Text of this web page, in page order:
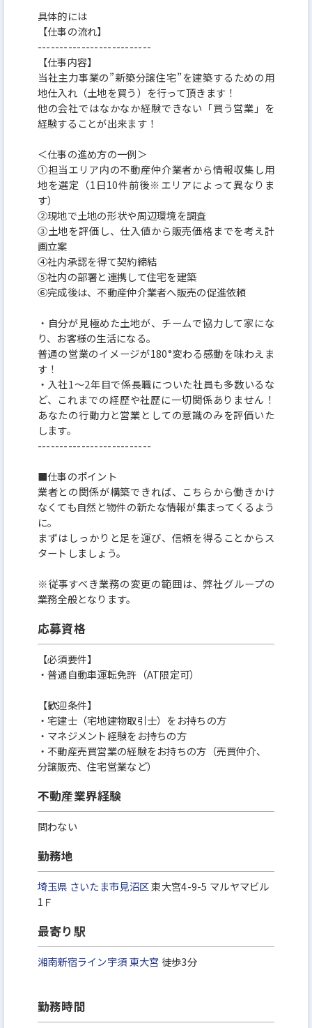
具体的には
【仕事の流れ】
--------------------------
【仕事内容】
当社主力事業の”新築分譲住宅”を建築するための用
地仕入れ（土地を買う）を行って頂きます！
他の会社ではなかなか経験できない「買う営業」を
経験することが出来ます！
＜仕事の進め方の一例＞
①担当エリア内の不動産仲介業者から情報収集し用
地を選定（1日10件前後※エリアによって異なりま
す）
②現地で土地の形状や周辺環境を調査
③土地を評価し、仕入値から販売価格までを考え計
画立案
④社内承認を得て契約締結
⑤社内の部署と連携して住宅を建築
⑥完成後は、不動産仲介業者へ販売の促進依頼
・自分が見極めた土地が、チームで協力して家にな
り、お客様の生活になる。
普通の営業のイメージが180°変わる感動を味わえま
す！
・入社1～2年目で係長職についた社員も多数いるな
ど、これまでの経歴や社歴に一切関係ありません！
あなたの行動力と営業としての意識のみを評価いた
します。
--------------------------
■仕事のポイント
業者との関係が構築できれば、こちらから働きかけ
なくても自然と物件の新たな情報が集まってくるよう
に。
まずはしっかりと足を運び、信頼を得ることからス
タートしましょう。
※従事すべき業務の変更の範囲は、弊社グループの
業務全般となります。
応募資格
【必須要件】
・普通自動車運転免許（AT限定可）
【歓迎条件】
・宅建士（宅地建物取引士）をお持ちの方
・マネジメント経験をお持ちの方
・不動産売買営業の経験をお持ちの方（売買仲介、
分譲販売、住宅営業など）
不動産業界経験
問わない
勤務地
埼玉県 さいたま市見沼区東大宮4-9-5 マルヤマビル
1Ｆ
最寄り駅
湘南新宿ライン宇須東大宮 徒歩3分
勤務時間